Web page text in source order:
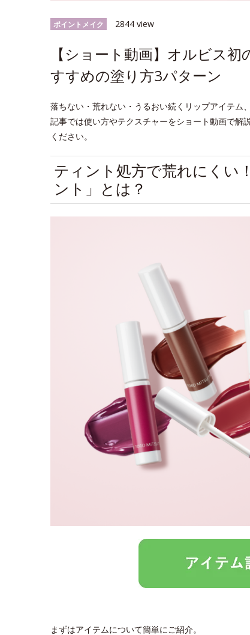
ポイントメイク 2844 view
【ショート動画】オルビス
すすめの塗り方3パターン
落ちない・荒れない・うるおい続くリップアイテム
記事では使い方やテクスチャーをショート動画で解
ください。
ティント処方で荒れにくい
ント」とは？
まずはアイテムについて簡単にご紹介。